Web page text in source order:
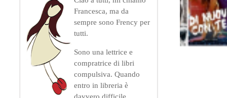
Francesca, ma da
sempre sono Frency per
tutti.
Sono una lettrice e
compratrice di libri
compulsiva. Quando
entro in libreria è
davvero difficile